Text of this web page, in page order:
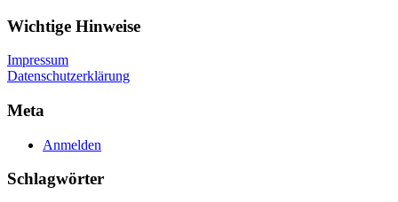
Wichtige Hinweise
Impressum
Datenschutzerklärung
Meta
Anmelden
Schlagwörter